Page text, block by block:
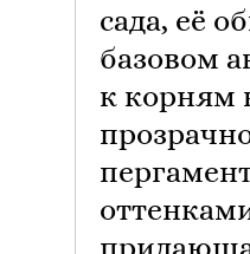
сада, её
базовом
к корням